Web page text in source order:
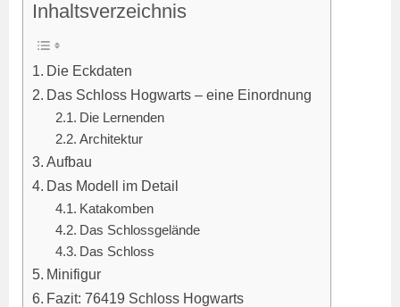
Inhaltsverzeichnis
Die Eckdaten
Das Schloss Hogwarts – eine Einordnung
Die Lernenden
Architektur
Aufbau
Das Modell im Detail
Katakomben
Das Schlossgelände
Das Schloss
Minifigur
Fazit: 76419 Schloss Hogwarts